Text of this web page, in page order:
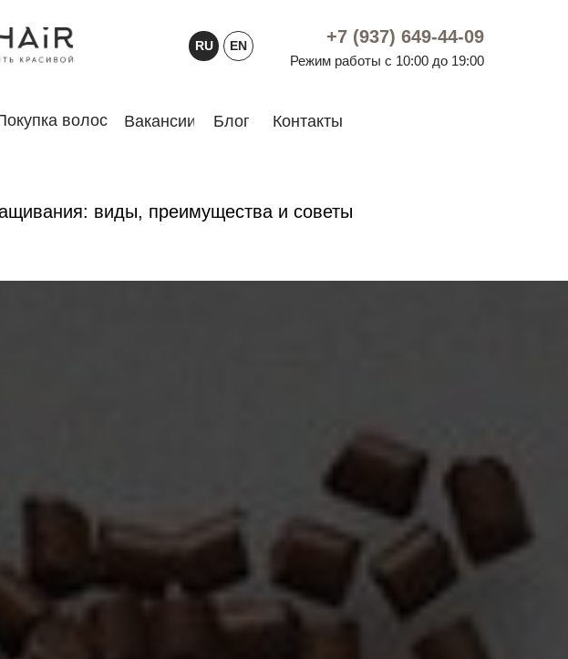
Режим работы с 10:00 до 19:00
+7 (937) 649-44-09
RU EN
Блог
волос Контакты
Вакансии
виды, преимущества и советы